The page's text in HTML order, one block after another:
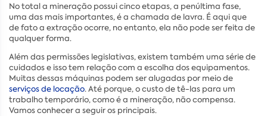
No total a mineração possui cinco etapas, a penúltima fase,
uma das mais importantes, é a chamada de lavra. É aqui que
de fato a extração ocorre, no entanto, ela não pode ser feita de
qualquer forma.
Além das permissões legislativas, existem também uma série de
cuidados e isso tem relação com a escolha dos equipamentos.
Muitas dessas máquinas podem ser alugadas por meio de
serviços de locação. Até porque, o custo de tê-las para um
trabalho temporário, como é a mineração, não compensa.
Vamos conhecer a seguir os principais.